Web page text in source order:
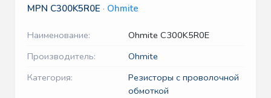
MPN C300K5R0E · Ohmite
Наименование:
Ohmite C300K5R0E
Производитель:
Ohmite
Категория:
Резисторы с проволочной
обмоткой